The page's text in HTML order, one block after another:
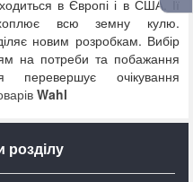
в Європі і в США. Її
всю земну кулю.
новим розробкам. Вибір
на потреби та побажання
перевершує очікування
Wahl
розділу